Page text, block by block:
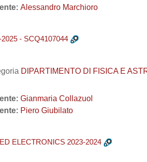
Alessandro Marchioro
- SCQ4107044
DIPARTIMENTO DI FISICA E
Gianmaria Collazuol
Piero Giubilato
ELECTRONICS 2023-2024